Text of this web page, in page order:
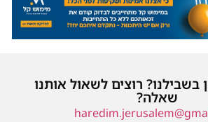
בשבילנו? רוצים לשאול אותנו
שאלה?